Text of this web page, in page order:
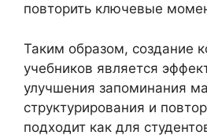
повторить ключевые
Таким образом, создание
учебников является
улучшения запоминания
структурирования и
подходит как для